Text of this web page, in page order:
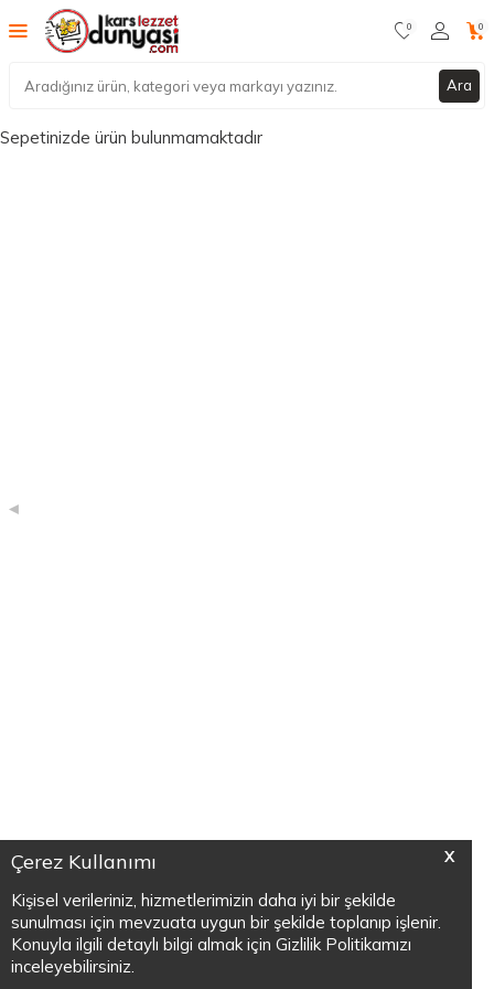
X
Çerez Kullanımı
Kişisel verileriniz, hizmetlerimizin daha iyi bir şekilde
sunulması için mevzuata uygun bir şekilde toplanıp işlenir.
Konuyla ilgili detaylı bilgi almak için Gizlilik Politikamızı
inceleyebilirsiniz.
Ara
0 0
Sepetinizde ürün bulunmamaktadır